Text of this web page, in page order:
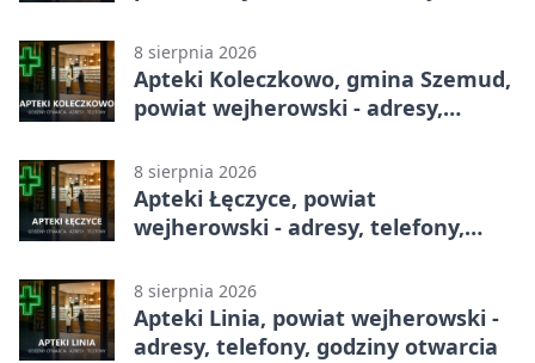
8 sierpnia 2026
Apteki Koleczkowo, gmina Szemud,
powiat wejherowski - adresy,
8 sierpnia 2026
Apteki Łęczyce, powiat
wejherowski - adresy, telefony,
8 sierpnia 2026
Apteki Linia, powiat wejherowski -
adresy, telefony, godziny otwarcia